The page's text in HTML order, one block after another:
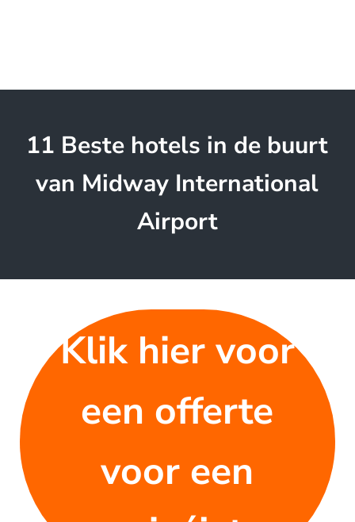
11 Beste hotels in de buurt
van Midway International
Airport
Klik hier voor
een offerte
voor een